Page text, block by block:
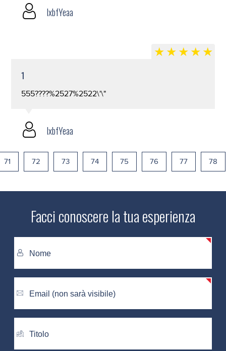
lxbfYeaa
1
555????%2527%2522\'\"
lxbfYeaa
71 72 73 74 75 76 77 78
Facci conoscere la tua esperienza